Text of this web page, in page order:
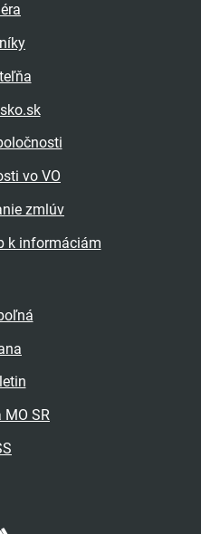
vo VO
zmlúv
k informáciám
MO SR